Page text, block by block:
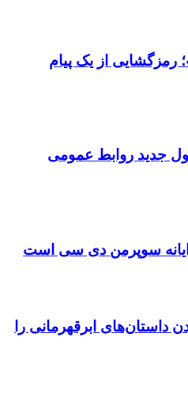
از یک پیام
جدید روابط عمومی
سوپرمن دی سی است
داستان‌های ابرقهرمانی را